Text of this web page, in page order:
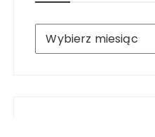
Archiwum